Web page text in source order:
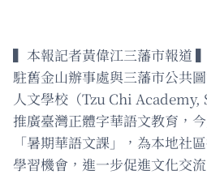
▍本報記者黃偉江三藩市報道 ▍
駐舊金山辦事處與三藩市公共
人文學校（Tzu Chi Academy,
推廣臺灣正體字華語文教育，
「暑期華語文課」，為本地社
學習機會，進一步促進文化交流